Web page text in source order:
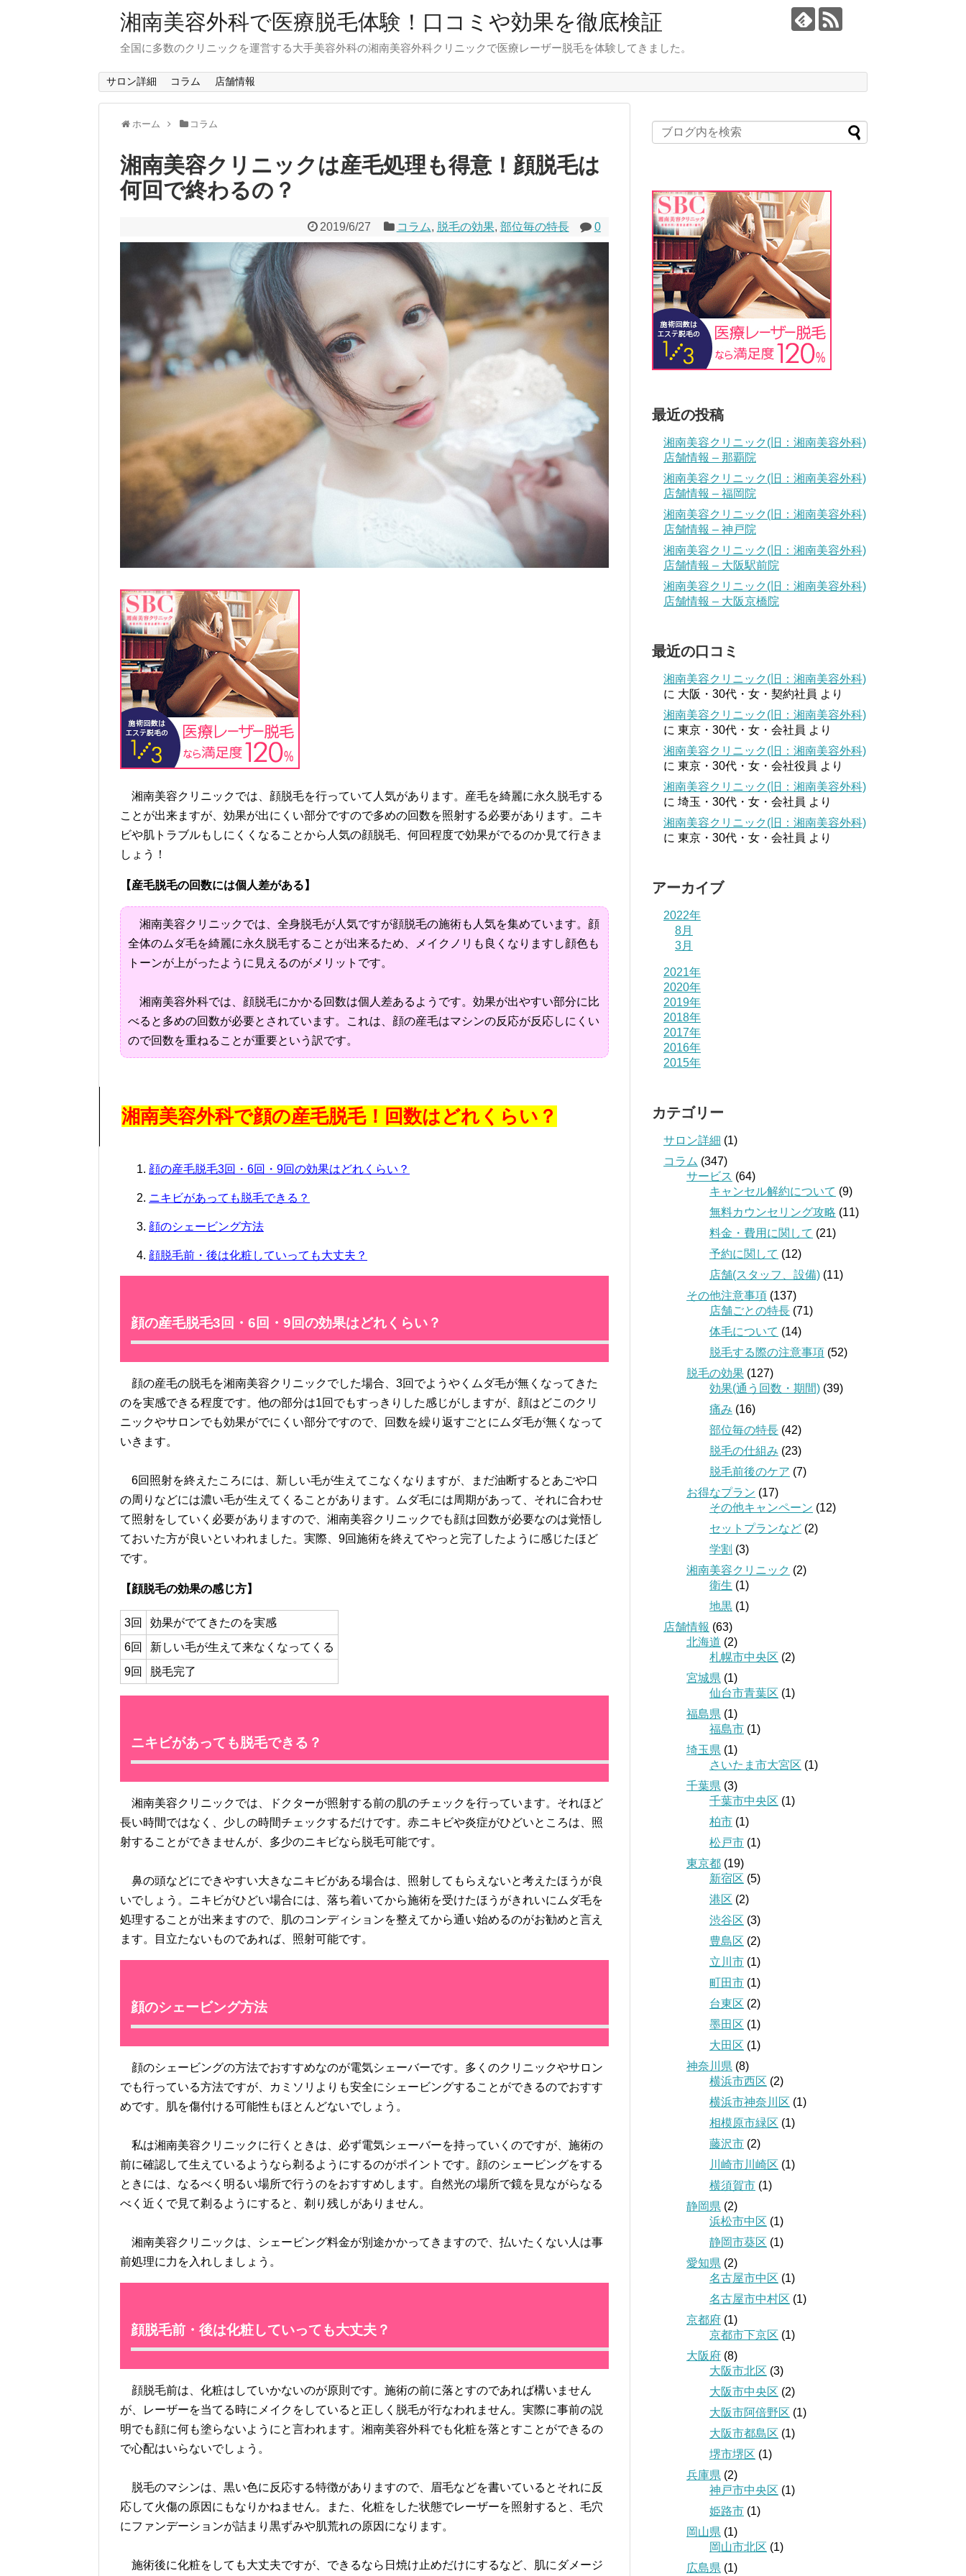
湘南美容外科で医療脱毛体験！口コミや効果を徹底検証
全国に多数のクリニックを運営する大手美容外科の湘南美容外科クリニックで医療レーザー脱毛を体験してきました。
サロン詳細 コラム 店舗情報
ホーム コラム
湘南美容クリニックは産毛処理も得意！顔脱毛は
何回で終わるの？
2019/6/27 コラム, 脱毛の効果, 部位毎の特長 0
湘南美容クリニックでは、顔脱毛を行っていて人気があります。産毛を綺麗に永久脱毛する
ことが出来ますが、効果が出にくい部分ですので多めの回数を照射する必要があります。ニキ
ビや肌トラブルもしにくくなることから人気の顔脱毛、何回程度で効果がでるのか見て行きま
しょう！
【産毛脱毛の回数には個人差がある】
湘南美容クリニックでは、全身脱毛が人気ですが顔脱毛の施術も人気を集めています。顔
全体のムダ毛を綺麗に永久脱毛することが出来るため、メイクノリも良くなりますし顔色も
トーンが上がったように見えるのがメリットです。
湘南美容外科では、顔脱毛にかかる回数は個人差あるようです。効果が出やすい部分に比
べると多めの回数が必要とされています。これは、顔の産毛はマシンの反応が反応しにくい
ので回数を重ねることが重要という訳です。
湘南美容外科で顔の産毛脱毛！回数はどれくらい？
顔の産毛脱毛3回・6回・9回の効果はどれくらい？
ニキビがあっても脱毛できる？
顔のシェービング方法
顔脱毛前・後は化粧していっても大丈夫？
顔の産毛脱毛3回・6回・9回の効果はどれくらい？
顔の産毛の脱毛を湘南美容クリニックでした場合、3回でようやくムダ毛が無くなってきた
のを実感できる程度です。他の部分は1回でもすっきりした感じがしますが、顔はどこのクリ
ニックやサロンでも効果がでにくい部分ですので、回数を繰り返すごとにムダ毛が無くなって
いきます。
6回照射を終えたころには、新しい毛が生えてこなくなりますが、まだ油断するとあごや口
の周りなどには濃い毛が生えてくることがあります。ムダ毛には周期があって、それに合わせ
て照射をしていく必要がありますので、湘南美容クリニックでも顔は回数が必要なのは覚悟し
ておいた方が良いといわれました。実際、9回施術を終えてやっと完了したように感じたほど
です。
【顔脱毛の効果の感じ方】
3回
効果がでてきたのを実感
6回
新しい毛が生えて来なくなってくる
9回
脱毛完了
ニキビがあっても脱毛できる？
湘南美容クリニックでは、ドクターが照射する前の肌のチェックを行っています。それほど
長い時間ではなく、少しの時間チェックするだけです。赤ニキビや炎症がひどいところは、照
射することができませんが、多少のニキビなら脱毛可能です。
鼻の頭などにできやすい大きなニキビがある場合は、照射してもらえないと考えたほうが良
いでしょう。ニキビがひどい場合には、落ち着いてから施術を受けたほうがきれいにムダ毛を
処理することが出来ますので、肌のコンディションを整えてから通い始めるのがお勧めと言え
ます。目立たないものであれば、照射可能です。
顔のシェービング方法
顔のシェービングの方法でおすすめなのが電気シェーバーです。多くのクリニックやサロン
でも行っている方法ですが、カミソリよりも安全にシェービングすることができるのでおすす
めです。肌を傷付ける可能性もほとんどないでしょう。
私は湘南美容クリニックに行くときは、必ず電気シェーバーを持っていくのですが、施術の
前に確認して生えているようなら剃るようにするのがポイントです。顔のシェービングをする
ときには、なるべく明るい場所で行うのをおすすめします。自然光の場所で鏡を見ながらなる
べく近くで見て剃るようにすると、剃り残しがありません。
湘南美容クリニックは、シェービング料金が別途かかってきますので、払いたくない人は事
前処理に力を入れしましょう。
顔脱毛前・後は化粧していっても大丈夫？
顔脱毛前は、化粧はしていかないのが原則です。施術の前に落とすのであれば構いません
が、レーザーを当てる時にメイクをしていると正しく脱毛が行なわれません。実際に事前の説
明でも顔に何も塗らないようにと言われます。湘南美容外科でも化粧を落とすことができるの
で心配はいらないでしょう。
脱毛のマシンは、黒い色に反応する特徴がありますので、眉毛などを書いているとそれに反
応して火傷の原因にもなりかねません。また、化粧をした状態でレーザーを照射すると、毛穴
にファンデーションが詰まり黒ずみや肌荒れの原因になります。
施術後に化粧をしても大丈夫ですが、できるなら日焼け止めだけにするなど、肌にダメージ
最近の投稿
湘南美容クリニック(旧：湘南美容外科)
店舗情報 – 那覇院
湘南美容クリニック(旧：湘南美容外科)
店舗情報 – 福岡院
湘南美容クリニック(旧：湘南美容外科)
店舗情報 – 神戸院
湘南美容クリニック(旧：湘南美容外科)
店舗情報 – 大阪駅前院
湘南美容クリニック(旧：湘南美容外科)
店舗情報 – 大阪京橋院
最近の口コミ
湘南美容クリニック(旧：湘南美容外科)
に 大阪・30代・女・契約社員 より
湘南美容クリニック(旧：湘南美容外科)
に 東京・30代・女・会社員 より
湘南美容クリニック(旧：湘南美容外科)
に 東京・30代・女・会社役員 より
湘南美容クリニック(旧：湘南美容外科)
に 埼玉・30代・女・会社員 より
湘南美容クリニック(旧：湘南美容外科)
に 東京・30代・女・会社員 より
アーカイブ
2022年
8月
3月
2021年
2020年
2019年
2018年
2017年
2016年
2015年
カテゴリー
サロン詳細 (1)
コラム (347)
サービス (64)
キャンセル解約について (9)
無料カウンセリング攻略 (11)
料金・費用に関して (21)
予約に関して (12)
店舗(スタッフ、設備) (11)
その他注意事項 (137)
店舗ごとの特長 (71)
体毛について (14)
脱毛する際の注意事項 (52)
脱毛の効果 (127)
効果(通う回数・期間) (39)
痛み (16)
部位毎の特長 (42)
脱毛の仕組み (23)
脱毛前後のケア (7)
お得なプラン (17)
その他キャンペーン (12)
セットプランなど (2)
学割 (3)
湘南美容クリニック (2)
衛生 (1)
地黒 (1)
店舗情報 (63)
北海道 (2)
札幌市中央区 (2)
宮城県 (1)
仙台市青葉区 (1)
福島県 (1)
福島市 (1)
埼玉県 (1)
さいたま市大宮区 (1)
千葉県 (3)
千葉市中央区 (1)
柏市 (1)
松戸市 (1)
東京都 (19)
新宿区 (5)
港区 (2)
渋谷区 (3)
豊島区 (2)
立川市 (1)
町田市 (1)
台東区 (2)
墨田区 (1)
大田区 (1)
神奈川県 (8)
横浜市西区 (2)
横浜市神奈川区 (1)
相模原市緑区 (1)
藤沢市 (2)
川崎市川崎区 (1)
横須賀市 (1)
静岡県 (2)
浜松市中区 (1)
静岡市葵区 (1)
愛知県 (2)
名古屋市中区 (1)
名古屋市中村区 (1)
京都府 (1)
京都市下京区 (1)
大阪府 (8)
大阪市北区 (3)
大阪市中央区 (2)
大阪市阿倍野区 (1)
大阪市都島区 (1)
堺市堺区 (1)
兵庫県 (2)
神戸市中央区 (1)
姫路市 (1)
岡山県 (1)
岡山市北区 (1)
広島県 (1)